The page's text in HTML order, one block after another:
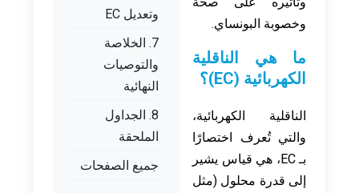
وتعديل EC
7. الخلاصة
والتوصيات
النهائية
8. الجداول
الملحقة
جميع الصفحات
وخصوبة البونساي.
ما هي الناقلية
الكهربائية (EC)؟
الناقلية الكهربائية،
والتي تُعرف اختصارًا
بـ EC، هي قياس يشير
إلى قدرة محلول (مثل